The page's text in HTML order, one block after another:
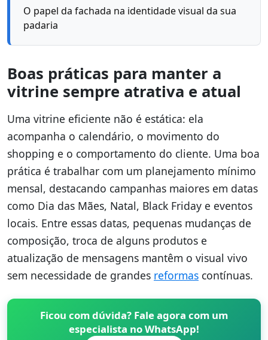
O papel da fachada na identidade visual da sua
padaria
Boas práticas para manter a
vitrine sempre atrativa e atual
Uma vitrine eficiente não é estática: ela
acompanha o calendário, o movimento do
shopping e o comportamento do cliente. Uma boa
prática é trabalhar com um planejamento mínimo
mensal, destacando campanhas maiores em datas
como Dia das Mães, Natal, Black Friday e eventos
locais. Entre essas datas, pequenas mudanças de
composição, troca de alguns produtos e
atualização de mensagens mantêm o visual vivo
sem necessidade de grandes reformas contínuas.
Ficou com dúvida? Fale agora com um
especialista no WhatsApp!